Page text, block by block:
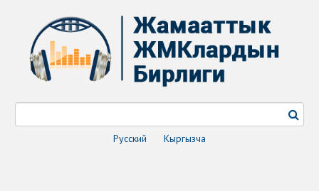
Русский Кыргызча